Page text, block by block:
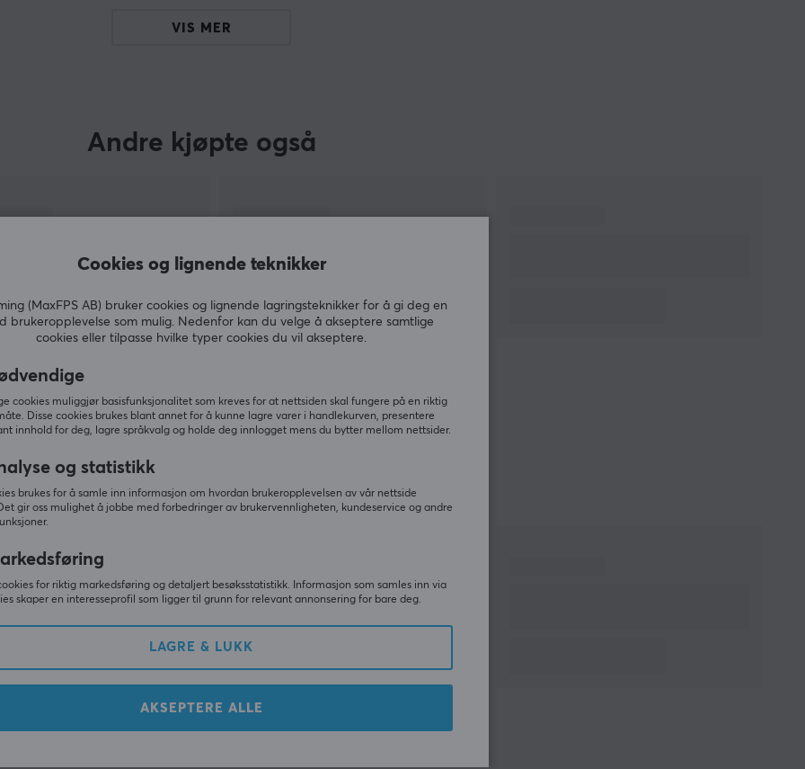
VIS MER
Andre kjøpte også
Andre så også
VIS MER
Cookies og lignende teknikker
(MaxFPS AB) bruker cookies og lignende lagringsteknikker for å gi deg en
brukeropplevelse som mulig. Nedenfor kan du velge å akseptere samtlige
cookies eller tilpasse hvilke typer cookies du vil akseptere.
cookies muliggjør basisfunksjonalitet som kreves for at nettsiden skal fungere på en riktig
Disse cookies brukes blant annet for å kunne lagre varer i handlekurven, presentere
innhold for deg, lagre språkvalg og holde deg innlogget mens du bytter mellom nettsider.
og statistikk
brukes for å samle inn informasjon om hvordan brukeropplevelsen av vår nettside
gir oss mulighet å jobbe med forbedringer av brukervennligheten, kundeservice og andre
for riktig markedsføring og detaljert besøksstatistikk. Informasjon som samles inn via
skaper en interesseprofil som ligger til grunn for relevant annonsering for bare deg.
LAGRE & LUKK
AKSEPTERE ALLE